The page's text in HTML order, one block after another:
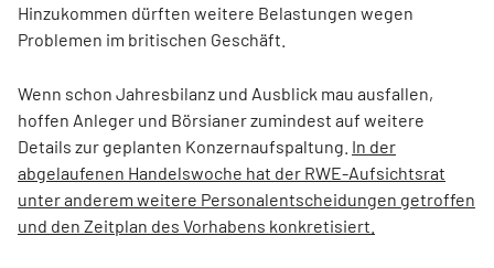
Hinzukommen dürften weitere Belastungen wegen
Problemen im britischen Geschäft.
Wenn schon Jahresbilanz und Ausblick mau ausfallen,
hoffen Anleger und Börsianer zumindest auf weitere
Details zur geplanten Konzernaufspaltung. In der
abgelaufenen Handelswoche hat der RWE-Aufsichtsrat
unter anderem weitere Personalentscheidungen getroffen
und den Zeitplan des Vorhabens konkretisiert.